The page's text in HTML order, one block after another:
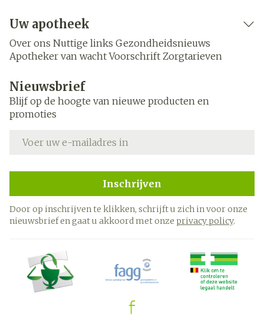
Uw apotheek
Over ons Nuttige links Gezondheidsnieuws
Apotheker van wacht Voorschrift Zorgtarieven
Nieuwsbrief
Blijf op de hoogte van nieuwe producten en
promoties
Inschrijven
Door op inschrijven te klikken, schrijft u zich in voor onze
nieuwsbrief en gaat u akkoord met onze privacy policy.